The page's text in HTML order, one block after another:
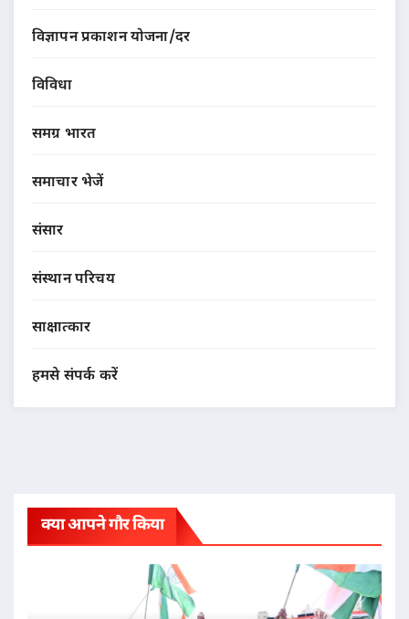
विज्ञापन प्रकाशन योजना/दर
विविधा
समग्र भारत
समाचार भेजें
संसार
संस्थान परिचय
साक्षात्कार
हमसे संपर्क करें
क्या आपने गौर किया